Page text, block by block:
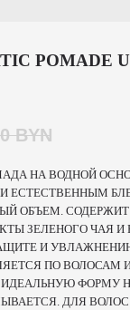
POMADE
BYN
НА ВОДНОЙ
ЕСТЕСТВЕННЫМ
ОБЪЕМ.
ЗЕЛЕНОГО ЧАЯ И
И
ПО ВОЛОСАМ
ИДЕАЛЬНУЮ ФОРМУ
ДЛЯ